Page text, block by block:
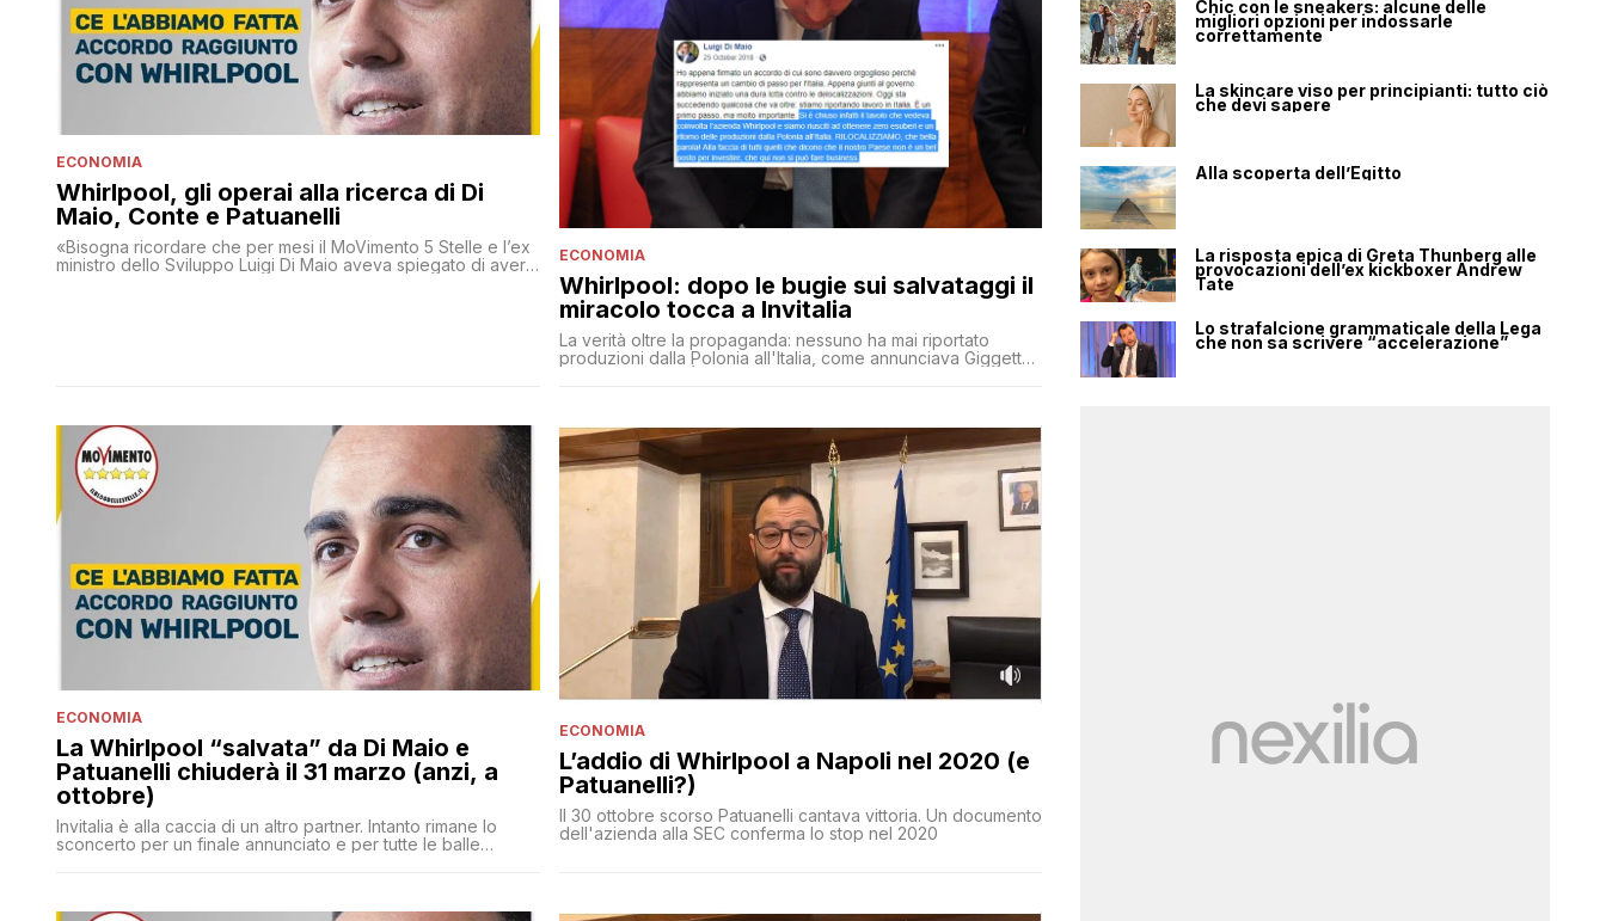
ECONOMIA
Whirlpool, gli operai alla ricerca di Di
Maio, Conte e Patuanelli
«Bisogna ricordare che per mesi il MoVimento 5 Stelle e l’ex
ministro dello Sviluppo Luigi Di Maio aveva spiegato di aver
ECONOMIA
Whirlpool: dopo le bugie sui salvataggi il
miracolo tocca a Invitalia
La verità oltre la propaganda: nessuno ha mai riportato
produzioni dalla Polonia all'Italia, come annunciava Giggetto
diversi, quindi attualmente, sfumata l'unica ipotesi di
cessione sul tavolo, non ce n'è più nessuna
ECONOMIA
La Whirlpool “salvata” da Di Maio e
Patuanelli chiuderà il 31 marzo (anzi, a
ottobre)
Invitalia è alla caccia di un altro partner. Intanto rimane lo
sconcerto per un finale annunciato e per tutte le balle
ECONOMIA
L’addio di Whirlpool a Napoli nel 2020 (e
Patuanelli?)
Il 30 ottobre scorso Patuanelli cantava vittoria. Un documento
dell'azienda alla SEC conferma lo stop nel 2020
Chic con le sneakers: alcune delle
migliori opzioni per indossarle
correttamente
La skincare viso per principianti: tutto ciò
che devi sapere
Alla scoperta dell’Egitto
La risposta epica di Greta Thunberg alle
provocazioni dell’ex kickboxer Andrew
Tate
Lo strafalcione grammaticale della Lega
che non sa scrivere “accelerazione”